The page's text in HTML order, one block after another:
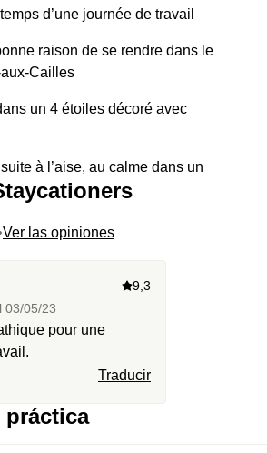
d’une journée de travail
raison de se rendre dans le
Cailles
un 4 étoiles décoré avec
à l’aise, au calme dans un
de plantes
aux poules dans le poulailler de
to-do à la vitesse de l’éclair
de boissons chaudes que
journée
heure dans son agenda pour la
Ver las opiniones
03/05/23
9,3
pour une
Traducir